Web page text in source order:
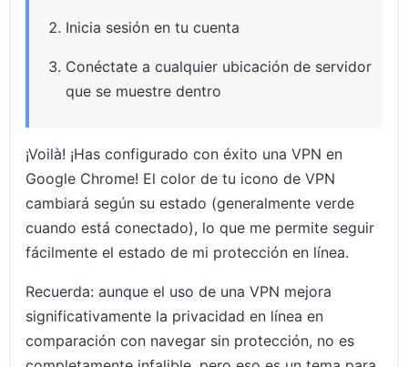
Inicia sesión en tu cuenta
Conéctate a cualquier ubicación de servidor
que se muestre dentro
¡Voilà! ¡Has configurado con éxito una VPN en
Google Chrome! El color de tu icono de VPN
cambiará según su estado (generalmente verde
cuando está conectado), lo que me permite seguir
fácilmente el estado de mi protección en línea.
Recuerda: aunque el uso de una VPN mejora
significativamente la privacidad en línea en
comparación con navegar sin protección, no es